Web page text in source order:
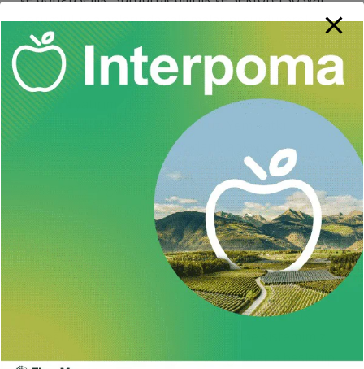
sorumluluk alanlarında çalışmalarını sürdürerek
sektöre yüksek katma değer sağlamaya devam
edeceklerini belirtenÖğüt Köse, şu açıklamalarda
bulundu: “Bu yıl dijital çözümler ve mobil teknoloji
alanında yatırımlarımızı artırarak bu alanda yüzde
100’e varan büyüme hedefliyoruz. Yem katkı
sektöründe sürdürülebilir tedarik anlayışımız, her
segmente hitap eden güçlü marka ve ürünlerimiz,
yetkin satış organizasyonumuz ve üreticiyi
destekleyen fiyat politikamızla bir adım öne çıkıyoruz.
Sektörün teknoloji lideri olarak uzun yıllar süren AR-
GE çalışmalarımız neticesinde dijital platformumuz
NutriOpt’u hayata geçirdik. Finansal ve hayvansal
üretim hedeflerine ulaşılmasını destekleyen; gerçek
zamanlı analiz, modelleme, hesaplama ve teknik
NutriOpt ile hayvanların güvenilir gıdalarla beslenip